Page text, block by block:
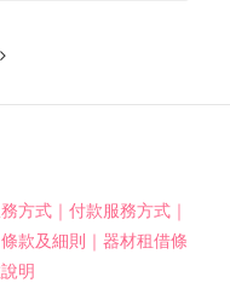
方式 ｜ 付款服務方式 ｜
條款及細則 ｜ 器材租借條
明